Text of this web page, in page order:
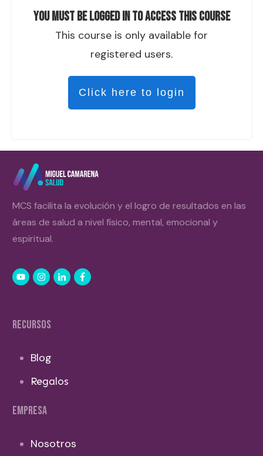
You must be logged in to access this course
This course is only available for
registered users.
Click here to login
MCS facilita la evolución y el logro de resultados en las
áreas de salud a nivel físico, mental, emocional y
espiritual.
RECURSOS
Blog
Regalos
EMPRESA
Nosotros